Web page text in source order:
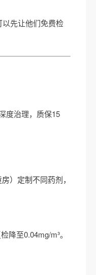
先让他们免费检
度治理，质保15
）定制不同药剂，
降至0.04mg/m³。